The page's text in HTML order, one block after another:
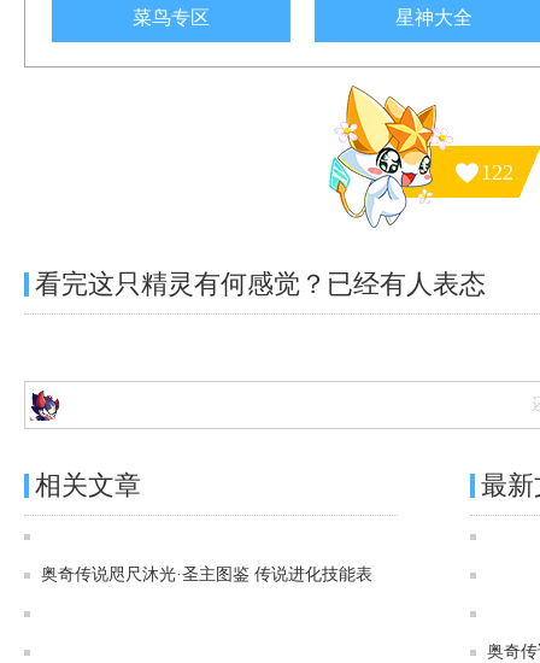
菜鸟专区 星神大全
122
看完这只精灵有何感觉？已经有人表态
相关文章
奥奇传说咫尺沐光·圣主图鉴 传说进化技能表
最
奥奇